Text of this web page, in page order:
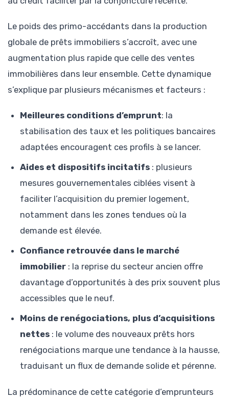
Le poids des primo-accédants dans la production
globale de prêts immobiliers s’accroît, avec une
augmentation plus rapide que celle des ventes
immobilières dans leur ensemble. Cette dynamique
s’explique par plusieurs mécanismes et facteurs :
Meilleures conditions d’emprunt: la
stabilisation des taux et les politiques bancaires
adaptées encouragent ces profils à se lancer.
Aides et dispositifs incitatifs : plusieurs
mesures gouvernementales ciblées visent à
faciliter l’acquisition du premier logement,
notamment dans les zones tendues où la
demande est élevée.
Confiance retrouvée dans le marché
immobilier : la reprise du secteur ancien offre
davantage d’opportunités à des prix souvent plus
accessibles que le neuf.
Moins de renégociations, plus d’acquisitions
nettes : le volume des nouveaux prêts hors
renégociations marque une tendance à la hausse,
traduisant un flux de demande solide et pérenne.
La prédominance de cette catégorie d’emprunteurs